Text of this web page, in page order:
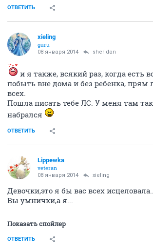
ОТВЕТИТЬ
xieling
guru
08 января 2014 sheridan
и я также, всякий раз, когда есть
побыть вне дома и без ребенка,
всех.
Пошла писать тебе ЛС. У меня там
набрался
ОТВЕТИТЬ
Lippewka
veteran
08 января 2014 xieling
Девочки,это я бы вас всех
Вы умнички,а я...
Показать спойлер
ОТВЕТИТЬ